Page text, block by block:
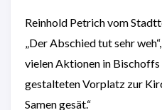
Reinhold Petrich vom
„Der Abschied tut sehr
vielen Aktionen in Bischoffs
gestalteten Vorplatz zur
Samen gesät.“